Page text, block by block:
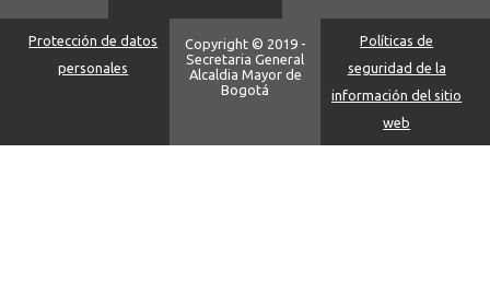
Protección de datos
personales
Copyright © 2019 -
Secretaria General
Alcaldia Mayor de
Bogotá
Políticas de
seguridad de la
información del sitio
web